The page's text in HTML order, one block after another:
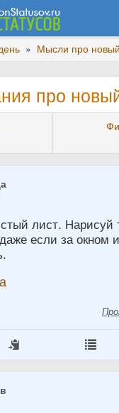
» Мысли про
про
лист. Нарисуй
если за окном